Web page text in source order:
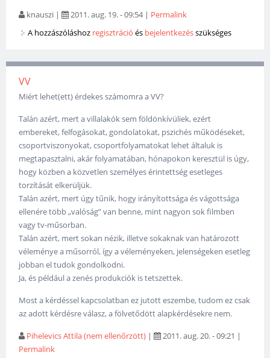
knauszi | 2011. aug. 19. - 09:54| Permalink
A hozzászóláshoz regisztráció és bejelentkezésszükséges
VV
Miért lehet(ett) érdekes számomra a VV?
Talán azért, mert a villalakók sem földönkívüliek, ezért
embereket, felfogásokat, gondolatokat, pszichés működéseket,
csoportviszonyokat, csoportfolyamatokat lehet általuk is
megtapasztalni, akár folyamatában, hónapokon keresztül is úgy,
hogy közben a közvetlen személyes érintettség esetleges
torzítását elkerüljük.
Talán azért, mert úgy tűnik, hogy irányítottsága és vágottsága
ellenére több „valóság” van benne, mint nagyon sok filmben
vagy tv-műsorban.
Talán azért, mert sokan nézik, illetve sokaknak van határozott
véleménye a műsorról, így a véleményeken, jelenségeken esetleg
jobban el tudok gondolkodni.
Ja, és például a zenés produkciók is tetszettek.
Most a kérdéssel kapcsolatban ez jutott eszembe, tudom ez csak
az adott kérdésre válasz, a fölvetődött alapkérdésekre nem.
Pihelevics Attila (nem ellenőrzött) | 2011. aug. 20. - 09:21 |
Permalink